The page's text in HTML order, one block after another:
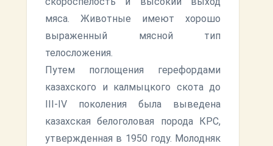
мяса. Животные имеют хорошо
выраженный мясной тип
телосложения.
Путем поглощения герефордами
казахского и калмыцкого скота до
III-IV поколения была выведена
казахская белоголовая порода КРС,
утвержденная в 1950 году. Молодняк